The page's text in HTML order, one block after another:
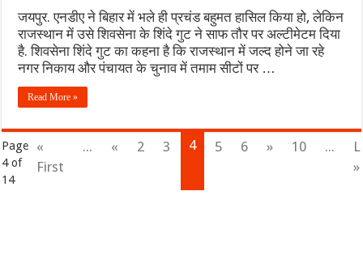
जयपुर. एनडीए ने बिहार में भले ही प्रचंड बहुमत हासिल किया हो, लेकिन
राजस्थान में उसे शिवसेना के शिंदे गुट ने साफ तौर पर अल्टीमेटम दिया
है. शिवसेना शिंदे गुट का कहना है कि राजस्थान में जल्द होने जा रहे
नगर निकाय और पंचायत के चुनाव में तमाम सीटों पर …
Read More »
Page
4 of
14
«
First
... « 2 3 4 5 6 » 10 ...
»